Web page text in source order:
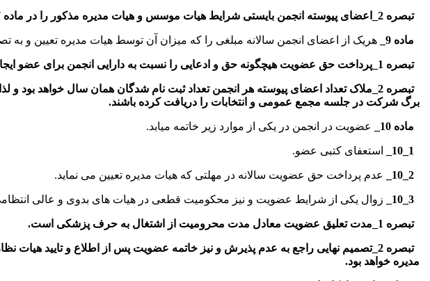
تبصره 2_اعضای پیوسته انجمن بایستی شرایط هیات موسس و هیات مدیره مذکور را در ماده 7 آیین نامه نحوه تشکیل و شرح وظایف کمیسیون را دارا باشند.
ماده 9_ هریک از اعضای انجمن سالانه مبلغی را که میزان آن توسط هیات مدیره تعیین و
تبصره 1_پرداخت حق عضویت هیچگونه حق و ادعایی را نسبت به دارایی انجمن برای عضو ایجاد نخواهد کرد.
تبصره 2_ملاک تعداد اعضای پیوسته هر انجمن تعداد ثبت نام شدگان همان سال
برگ شرکت در جلسه مجمع عمومی و انتخابات را دریافت کرده باشند.
ماده 10_ عضویت در انجمن در یکی از موارد زیر خاتمه میابد.
استعفای کتبی عضو.
عدم پرداخت حق عضویت سالانه در مهلتی که هیات مدیره تعیین می نماید.
زوال یکی از شرایط عضویت و نیز محکومیت قطعی در هیات های بدوی و عالی
تبصره 1_مدت تعلیق عضویت معادل مدت محرومیت از اشتغال به حرف پزشکی است.
مدیره خواهد بود.